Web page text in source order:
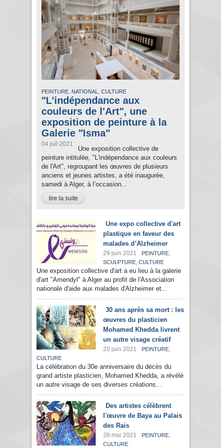
PEINTURE, NATIONAL , CULTURE
"L'indépendance aux
couleurs de l'Art", une
exposition de peinture à la
Galerie "Isma"
04 juil 2021
Une exposition collective de
peinture intitulée, "L'indépendance aux couleurs
de l'Art", regroupant les œuvres de plusieurs
anciens et jeunes artistes, a été inaugurée,
samedi à Alger, à l’occasion...
lire la suite
Une expo collective d'art
plastique en faveur des
malades d’Alzheimer
29 juin 2021 PEINTURE,
SCULPTURE, CULTURE
Une exposition collective d'art a eu lieu à la galerie
d'art "Amendyl" à Alger au profit de l'Association
nationale d'aide aux malades d'Alzheimer et...
30 ans après sa mort : les
œuvres du plasticien
Mohamed Khedda livrent
un autre visage créatif
20 juin 2021 PEINTURE,
CULTURE
La célébration du 30e anniversaire du décès du
grand artiste plasticien, Mohamed Khedda, a révélé
un autre visage de ses diverses créations...
Des artistes célèbrent
l'œuvre de Baya au Palais
des Rais
28 mai 2021 PEINTURE,
CULTURE